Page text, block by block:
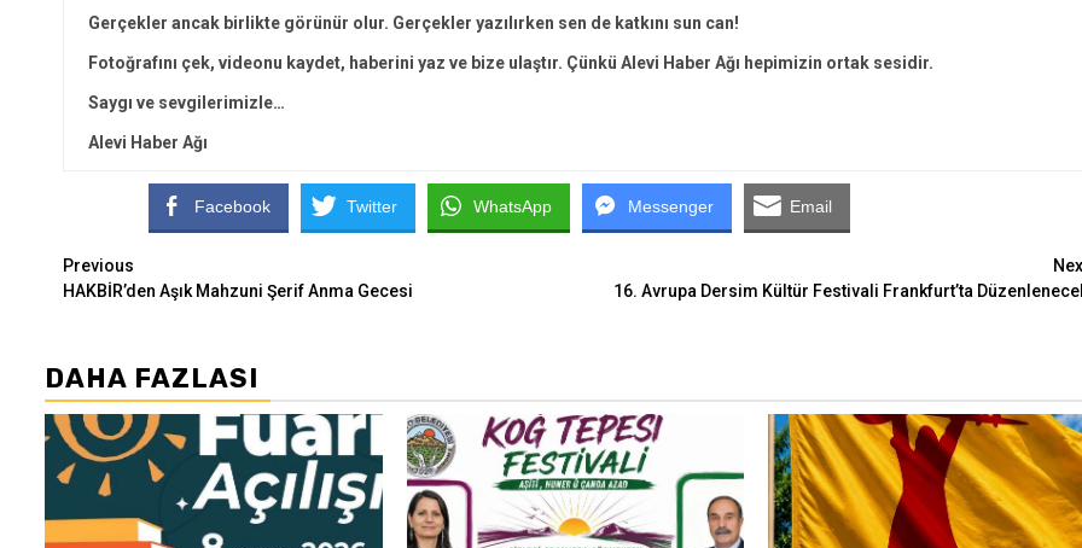
Gerçekler ancak birlikte görünür olur. Gerçekler yazılırken sen de katkını sun can!
Fotoğrafını çek, videonu kaydet, haberini yaz ve bize ulaştır. Çünkü Alevi Haber Ağı hepimizin ortak sesidir.
Saygı ve sevgilerimizle…
Alevi Haber Ağı
Facebook Twitter WhatsApp Messenger Email
Continue
Reading
Previous
HAKBİR’den Aşık Mahzuni Şerif Anma Gecesi
16. Avrupa Dersim Kültür Festivali Frankfurt’ta
DAHA FAZLASI